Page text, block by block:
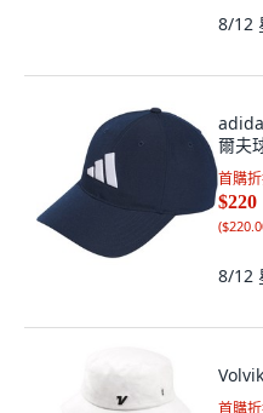
8/12
爾夫
首購
$220
(
8/12
首購